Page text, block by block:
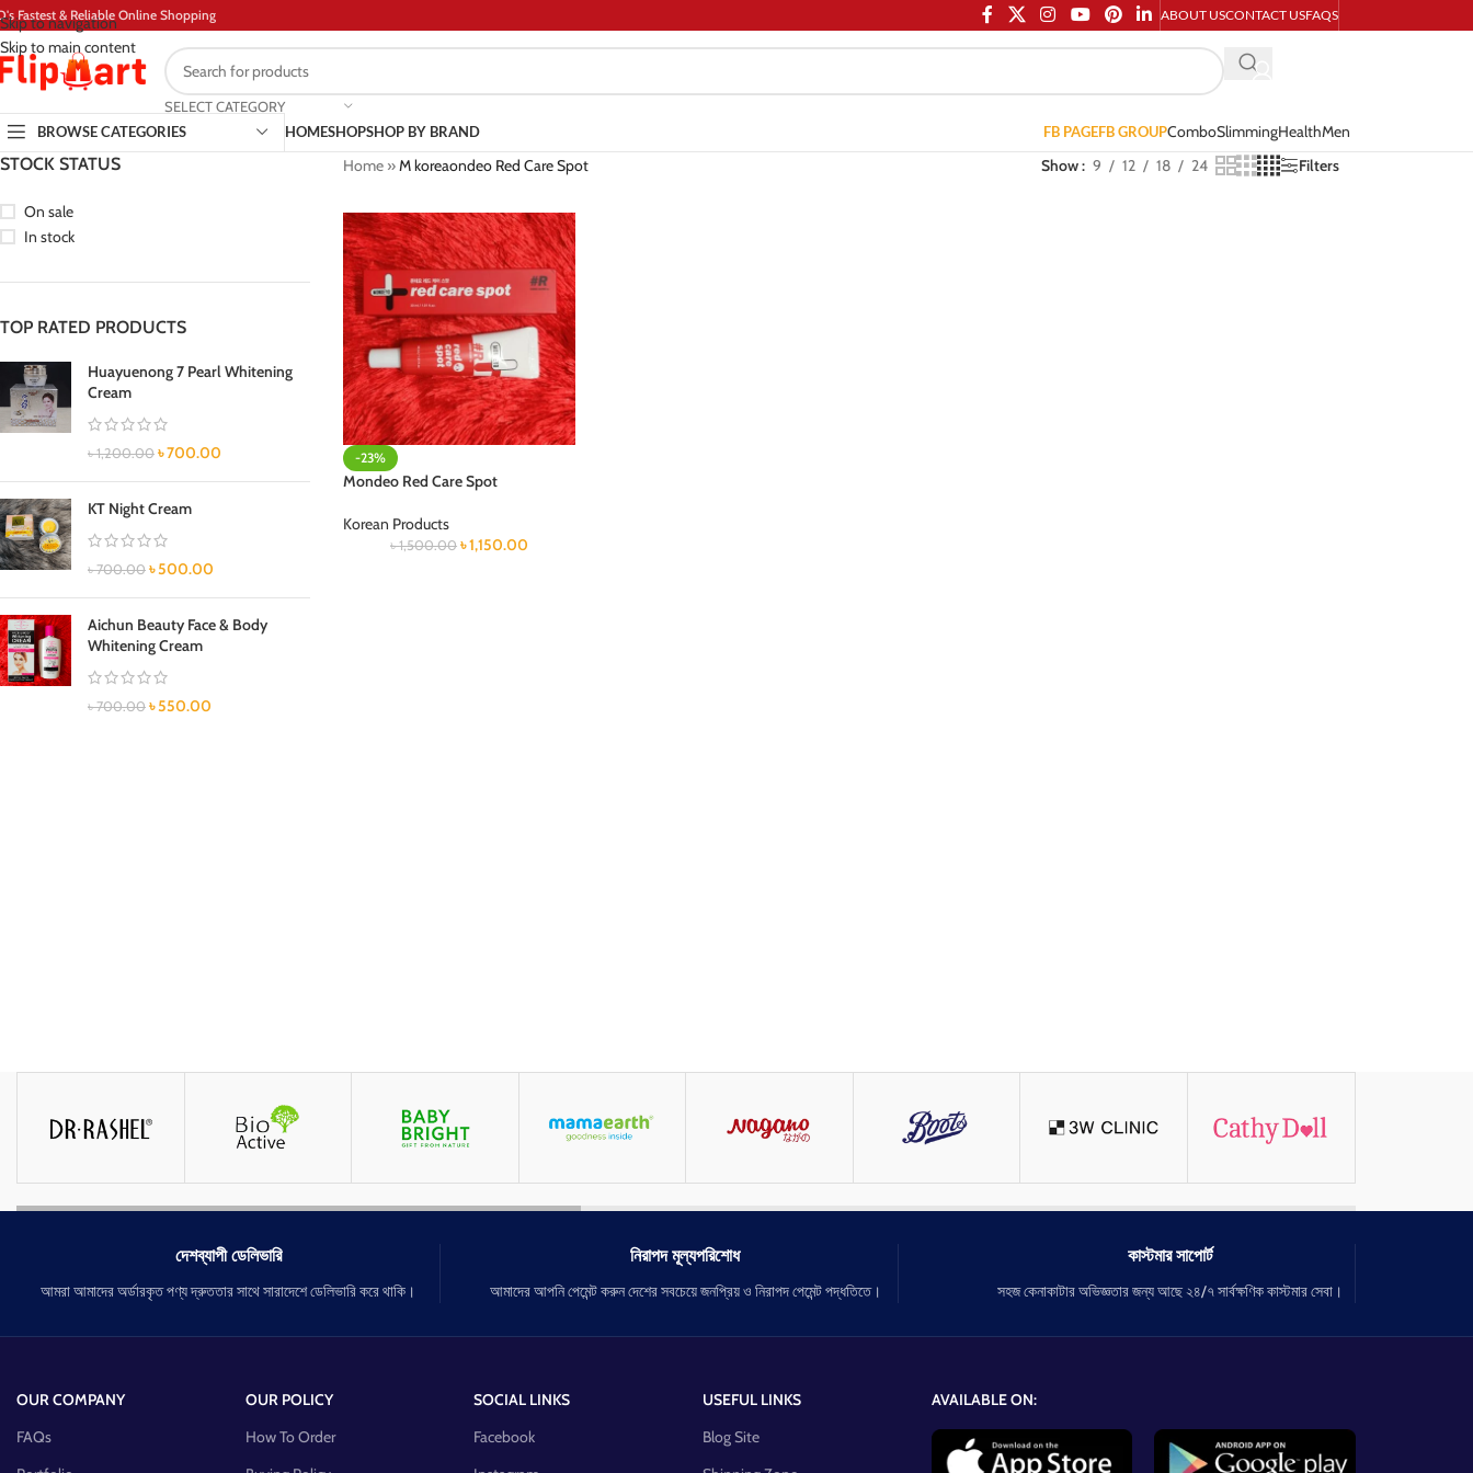
Skip to navigation
Skip to main content
Fastest & Reliable Online Shopping ABOUT USCONTACT USFAQS
SELECT CATEGORY
BROWSE CATEGORIES
HOMESHOPSHOP BY BRAND FB PAGEFB GROUPComboSlimmingHealthMen
STOCK STATUS
On sale
In stock
TOP RATED PRODUCTS
Huayuenong 7 Pearl Whitening
Cream
৳1,200.00 ৳700.00
KT Night Cream
৳700.00 ৳500.00
Aichun Beauty Face & Body
Whitening Cream
৳700.00 ৳550.00
Home»M koreaondeo Red Care Spot Show 9 12 18 24 Filters
-23%
Mondeo Red Care Spot
Korean Products
৳1,500.00 ৳1,150.00
দেশব্যাপী ডেলিভারি
আমরা আমাদের অর্ডারকৃত পণ্য দ্রুততার সাথে সারাদেশে ডেলিভারি করে থাকি।
নিরাপদ মূল্যপরিশোধ
আমাদের আপনি পেমেন্ট করুন দেশের সবচেয়ে জনপ্রিয় ও নিরাপদ পেমেন্ট পদ্ধতিতে।
কাস্টমার সাপোর্ট
সহজ কেনাকাটার অভিজ্ঞতার জন্য আছে ২৪/৭ সার্বক্ষণিক কাস্টমার সেবা।
OUR COMPANY
FAQs
OUR POLICY
How To Order
SOCIAL LINKS
Facebook
USEFUL LINKS
Blog Site
AVAILABLE ON: